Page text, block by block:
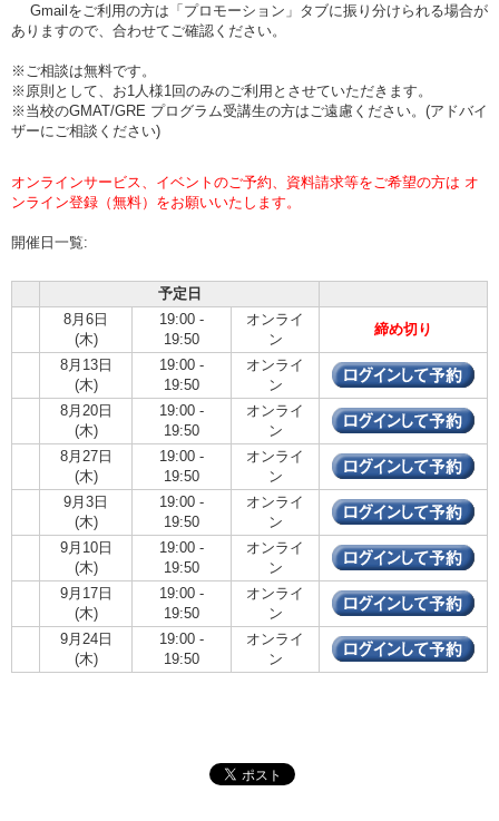
Gmailをご利用の方は「プロモーション」タブに振り分けられる場合が
ありますので、合わせてご確認ください。
※ご相談は無料です。
※原則として、お1人様1回のみのご利用とさせていただきます。
※当校のGMAT/GRE プログラム受講生の方はご遠慮ください。(アドバイ
ザーにご相談ください)
オンラインサービス、イベントのご予約、資料請求等をご希望の方は オ
ンライン登録（無料）をお願いいたします。
開催日一覧:
予定日
8月6日
(木)
19:00 -
19:50
オンライ
ン
締め切り
8月13日
(木)
19:00 -
19:50
オンライ
ン
8月20日
(木)
19:00 -
19:50
オンライ
ン
8月27日
(木)
19:00 -
19:50
オンライ
ン
9月3日
(木)
19:00 -
19:50
オンライ
ン
9月10日
(木)
19:00 -
19:50
オンライ
ン
9月17日
(木)
19:00 -
19:50
オンライ
ン
9月24日
(木)
19:00 -
19:50
オンライ
ン